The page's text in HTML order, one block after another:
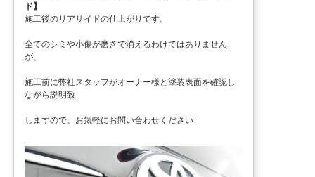
ド】
施工後のリアサイドの仕上がりです。
全てのシミや小傷が磨きで消えるわけではありません
が、
施工前に弊社スタッフがオーナー様と塗装表面を確認し
ながら説明致
しますので、お気軽にお問い合わせください